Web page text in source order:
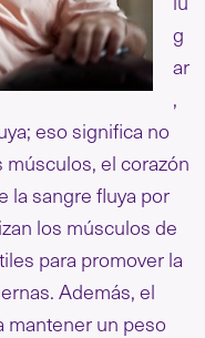
g
ar
,
eso significa no
músculos, el corazón
la sangre fluya por
los músculos de
para promover la
Además, el
mantener un peso